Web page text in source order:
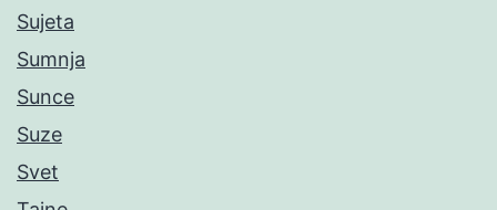
Sujeta
Sumnja
Sunce
Suze
Svet